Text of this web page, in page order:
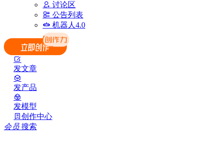
讨论区
公告列表
机器人4.0
发文章
发产品
发模型
创作中心
会员 搜索